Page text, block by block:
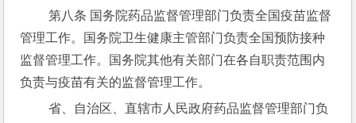
第八条 国务院药品监督管理部门负责全国疫苗监督
管理工作。国务院卫生健康主管部门负责全国预防接种
监督管理工作。国务院其他有关部门在各自职责范围内
负责与疫苗有关的监督管理工作。
省、自治区、直辖市人民政府药品监督管理部门负